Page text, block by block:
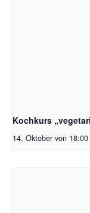
Kochkurs
14. Oktober von 18:00